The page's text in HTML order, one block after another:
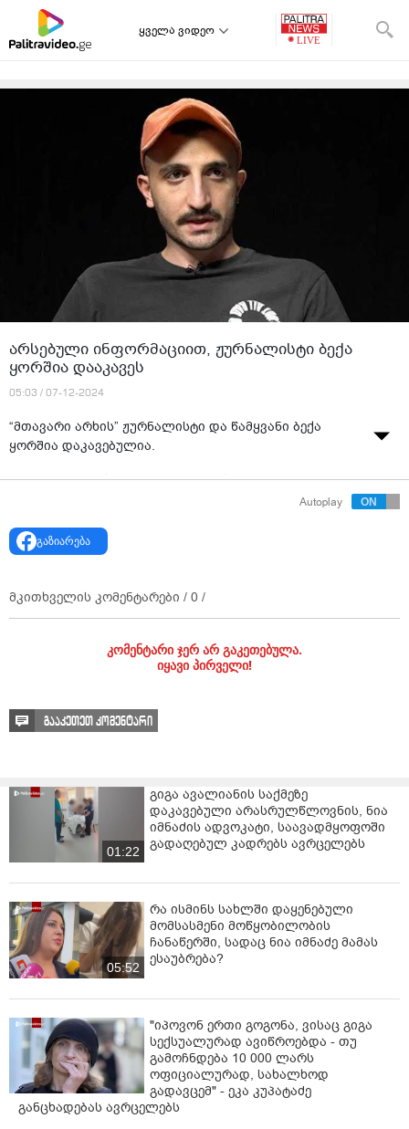
ყველა ვიდეო
არსებული ინფორმაციით, ჟურნალისტი ბექა
ყორშია დააკავეს
05:03 / 07-12-2024
“მთავარი არხის” ჟურნალისტი და წამყვანი ბექა
ყორშია დაკავებულია.
ტელეკომპანიის ინფორმაციით, ის
სამართალდამცველებმა ადმინისტრაციული წესით
ჯერჯერობით, უცნობია, თუ რა ვითარებაში მოხდა მისი
Autoplay
გაზიარება
მკითხველის კომენტარები / 0 /
კომენტარი ჯერ არ გაკეთებულა.
იყავი პირველი!
გააკეთეთ კომენტარი
01:22
გიგა ავალიანის საქმეზე
დაკავებული არასრულწლოვნის, ნია
იმნაძის ადვოკატი, საავადმყოფოში
გადაღებულ კადრებს ავრცელებს
05:52
რა ისმინს სახლში დაყენებული
მომსასმენი მოწყობილობის
ჩანაწერში, სადაც ნია იმნაძე მამას
ესაუბრება?
"იპოვონ ერთი გოგონა, ვისაც გიგა
სექსუალურად ავიწროებდა - თუ
გამოჩნდება 10 000 ლარს
ოფიციალურად, სახალხოდ
გადავცემ" - ეკა კუპატაძე
განცხადებას ავრცელებს